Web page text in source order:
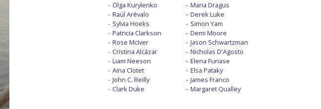
Olga Kurylenko
Raúl Arévalo
Sylvia Hoeks
Patricia Clarkson
Rose McIver
Cristina Alcázar
Liam Neeson
Aina Clotet
John C. Reilly
Clark Duke
Maria Dragus
Derek Luke
Simon Yam
Demi Moore
Jason Schwartzman
Nicholas D'Agosto
Elena Furiase
Elsa Pataky
James Franco
Margaret Qualley